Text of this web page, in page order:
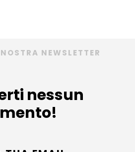
NEWSLETTER
nessun